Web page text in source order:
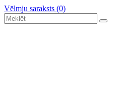
Vēlmju saraksts (0)